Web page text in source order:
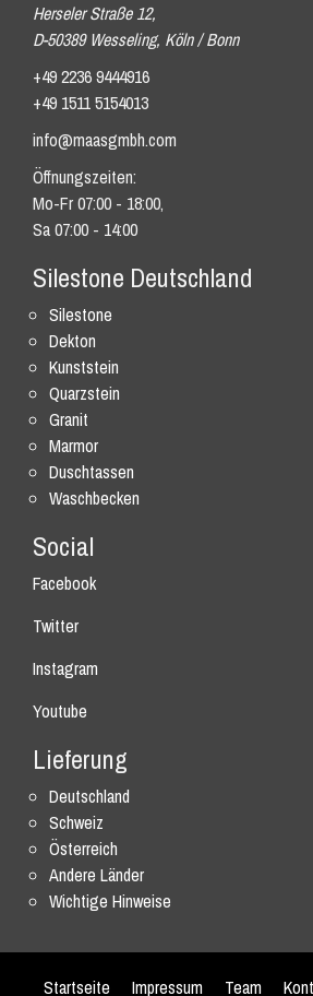
Herseler Straße 12,
D-50389 Wesseling, Köln / Bonn
+49 2236 9444916
+49 1511 5154013
info@maasgmbh.com
Öffnungszeiten:
Mo-Fr 07:00 - 18:00,
Sa 07:00 - 14:00
Silestone Deutschland
Silestone
Dekton
Kunststein
Quarzstein
Granit
Marmor
Duschtassen
Waschbecken
Social
Facebook
Twitter
Instagram
Youtube
Lieferung
Deutschland
Schweiz
Österreich
Andere Länder
Wichtige Hinweise
Startseite Impressum Team